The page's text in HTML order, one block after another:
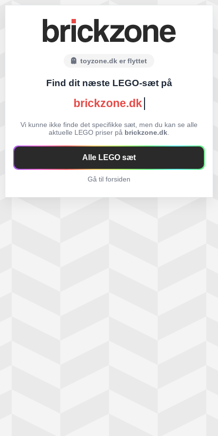
toyzone.dk er flyttet
Find dit næste LEGO-sæt på
brickzone.dk
Vi kunne ikke finde det specifikke sæt, men du kan se alle
aktuelle LEGO priser på brickzone.dk
Alle LEGO sæt
Gå til forsiden